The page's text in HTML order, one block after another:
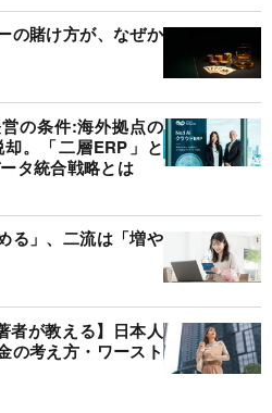
の賭け方が、なぜか
の条件:海外拠点の
却。「二層ERP」と
タ統合戦略とは
る」、二流は「増や
者が教える】日本人
の考え方・ワースト